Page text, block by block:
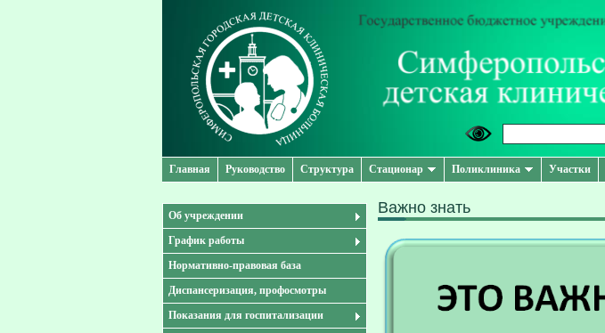
Главная Руководство Структура Стационар Поликлиника Участки
Об учреждении
График работы
Нормативно-правовая база
Диспансеризация, профосмотры
Показания для госпитализации
Важно знать